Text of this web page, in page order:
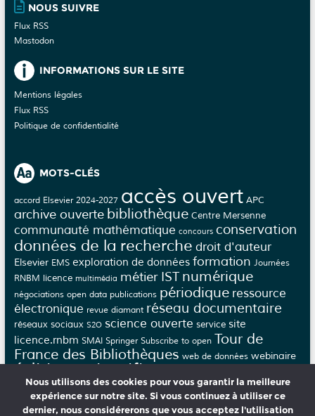
NOUS SUIVRE
Flux RSS
Mastodon
INFORMATIONS SUR LE SITE
Mentions légales
Flux RSS
Politique de confidentialité
MOTS-CLÉS
accord Elsevier 2024-2027 accès ouvert APC
archive ouverte bibliothèque Centre Mersenne
communauté mathématique concours conservation
données de la recherche droit d'auteur
Elsevier EMS exploration de données formation Journées
RNBM licence multimédia métier IST numérique
négociations open data publications périodique ressource
électronique revue diamant réseau documentaire
réseaux sociaux S2O science ouverte service site
licence.rnbm SMAI Springer Subscribe to open Tour de
France des Bibliothèques web de données webinaire
édition scientifique
éthique évaluation
Nous utilisons des cookies pour vous garantir la meilleure
expérience sur notre site. Si vous continuez à utiliser ce
dernier, nous considérerons que vous acceptez l'utilisation